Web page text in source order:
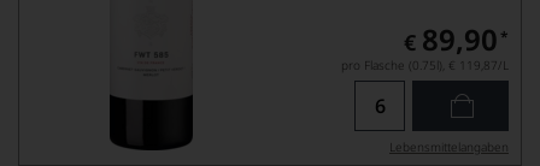
€ 89,90 *
pro Flasche (0.75l), € 119,87/L
Lebensmittel­angaben